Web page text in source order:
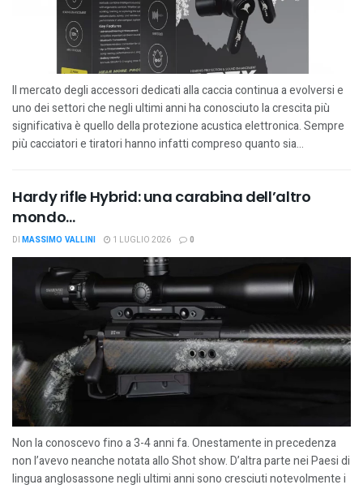
Il mercato degli accessori dedicati alla caccia continua a evolversi e
uno dei settori che negli ultimi anni ha conosciuto la crescita più
significativa è quello della protezione acustica elettronica. Sempre
più cacciatori e tiratori hanno infatti compreso quanto sia...
Hardy rifle Hybrid: una carabina dell’altro
mondo…
DI MASSIMO VALLINI 1 LUGLIO 2026 0
Non la conoscevo fino a 3-4 anni fa. Onestamente in precedenza
non l’avevo neanche notata allo Shot show. D’altra parte nei Paesi di
lingua anglosassone negli ultimi anni sono cresciuti notevolmente i